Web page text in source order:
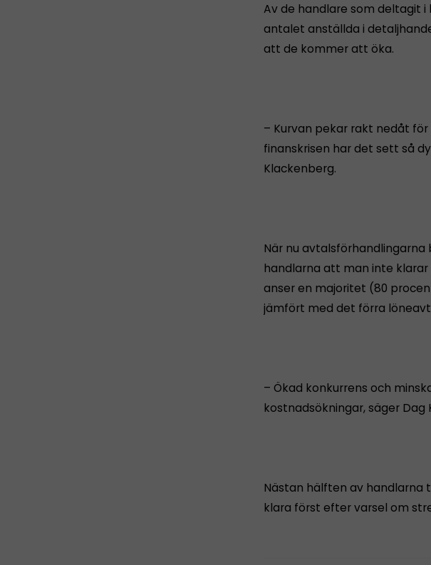
Av de handlare som deltagit
antalet anställda i
att de kommer att öka.
– Kurvan pekar rakt nedåt
finanskrisen har det sett så
Klackenberg.
När nu
handlarna att man inte klarar
anser en majoritet (80
jämfört med det förra
– Ökad konkurrens och
kostnadsökningar, säger Dag
Nästan hälften av
klara först efter varsel om